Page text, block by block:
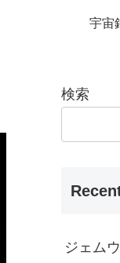
宇宙
検索
ジェム